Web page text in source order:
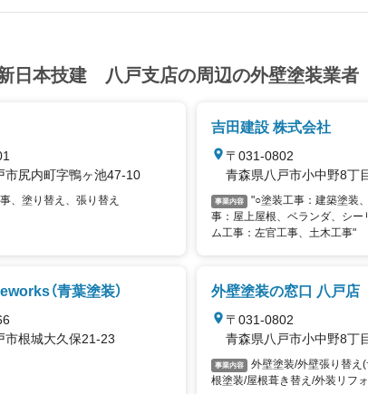
日本技建 八戸支店の周辺の外壁塗装業者
市尻内町字鴨ヶ池47-10
、塗り替え、張り替え
吉田建設 株式会社
〒031-0802
青森県八戸市小中野8丁
事業内容
"○塗装工事：建築塗装
事：屋上屋根、ベランダ、シー
ム工事：左官工事、土木工事"
（青葉塗装）
市根城大久保21-23
外壁塗装の窓口 八戸店
〒031-0802
青森県八戸市小中野8丁
事業内容
外壁塗装/外壁張り替え
根塗装/屋根葺き替え/外装リフ